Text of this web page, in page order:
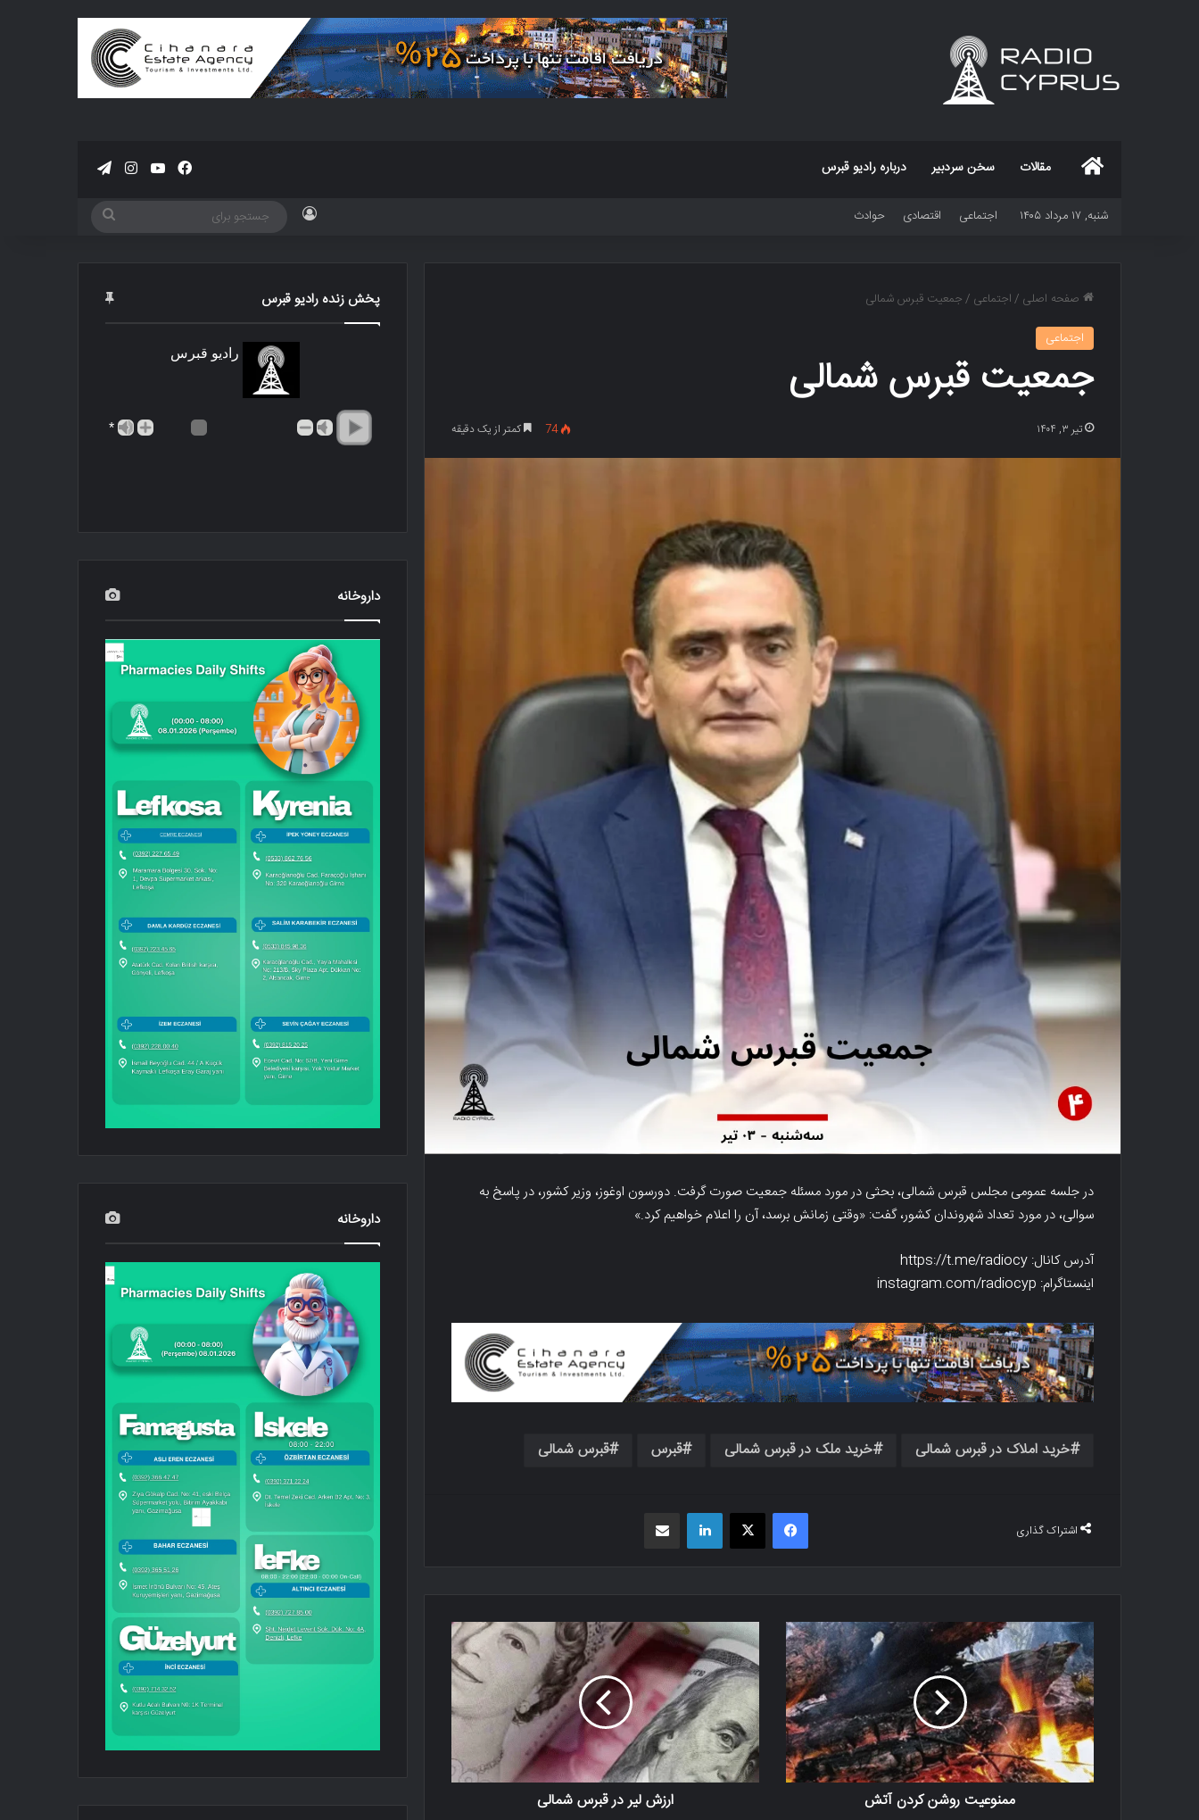
مقالات سخن سردبیر درباره رادیو قبرس فیسبوکیوتیوباینستاگرام
شنبه, ۱۷ مرداد ۱۴۰۵ اجتماعی اقتصادی حوادث
صفحه اصلی /اجتماعی /جمعیت قبرس شمالی
اجتماعی
جمعیت قبرس شمالی
تیر ۳, ۱۴۰۴ 74 کمتر از یک دقیقه
در جلسه عمومی مجلس قبرس شمالی، بحثی در مورد مسئله جمعیت صورت گرفت. دورسون اوغوز، وزیر کشور، در پاسخ به
سوالی، در مورد تعداد شهروندان کشور، گفت: «وقتی زمانش برسد، آن را اعلام خواهیم کرد.»
آدرس کانال: https://t.me/radiocy
اینستاگرام: instagram.com/radiocyp
خرید املاک در قبرس شمالی خرید ملک در قبرس شمالی قبرس قبرس شمالی
اشتراک گذاری
فیسبوک X
ممنوعیت روشن کردن آتش ارزش لیر در قبرس شمالی
پخش زنده رادیو قبرس
رادیو قبرس
*
داروخانه
داروخانه